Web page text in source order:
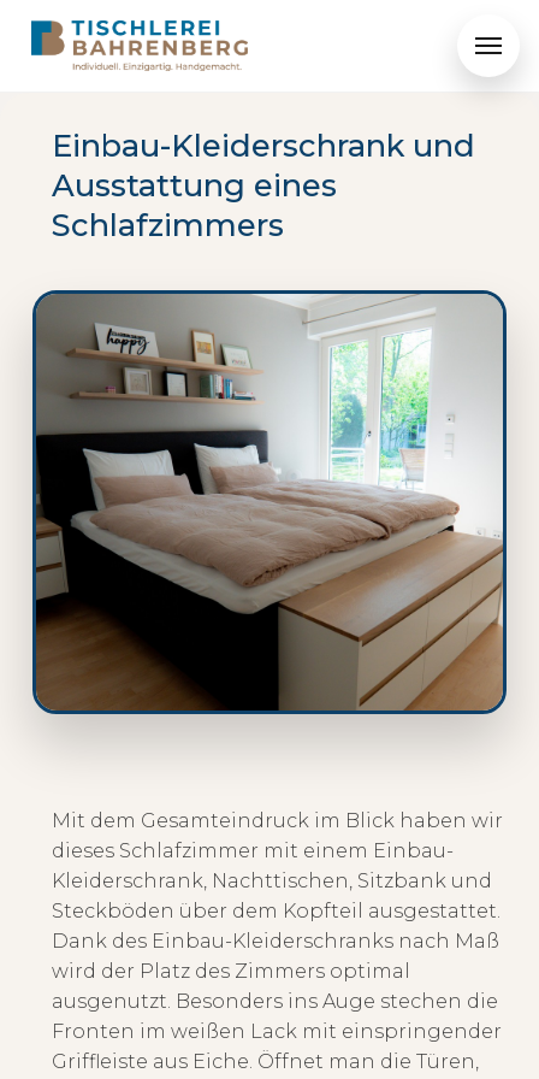
Menü
Einbau-Kleiderschrank und
Ausstattung eines
Schlafzimmers
Mit dem Gesamteindruck im Blick haben wir
dieses Schlafzimmer mit einem Einbau-
Kleiderschrank, Nachttischen, Sitzbank und
Steckböden über dem Kopfteil ausgestattet.
Dank des Einbau-Kleiderschranks nach Maß
wird der Platz des Zimmers optimal
ausgenutzt. Besonders ins Auge stechen die
Fronten im weißen Lack mit einspringender
Griffleiste aus Eiche. Öffnet man die Türen,